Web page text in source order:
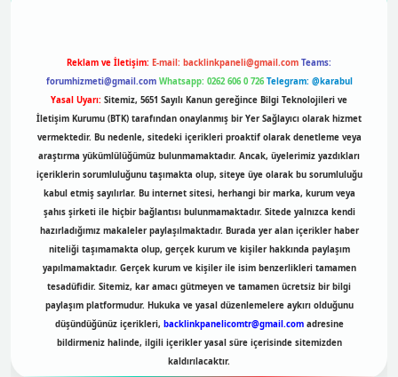
Reklam ve İletişim: E-mail: backlinkpaneli@gmail.com Teams:
forumhizmeti@gmail.com Whatsapp: 0262 606 0 726 Telegram: @karabul
Yasal Uyarı: Sitemiz, 5651 Sayılı Kanun gereğince Bilgi Teknolojileri ve
İletişim Kurumu (BTK) tarafından onaylanmış bir Yer Sağlayıcı olarak hizmet
vermektedir. Bu nedenle, sitedeki içerikleri proaktif olarak denetleme veya
araştırma yükümlülüğümüz bulunmamaktadır. Ancak, üyelerimiz yazdıkları
içeriklerin sorumluluğunu taşımakta olup, siteye üye olarak bu sorumluluğu
kabul etmiş sayılırlar. Bu internet sitesi, herhangi bir marka, kurum veya
şahıs şirketi ile hiçbir bağlantısı bulunmamaktadır. Sitede yalnızca kendi
hazırladığımız makaleler paylaşılmaktadır. Burada yer alan içerikler haber
niteliği taşımamakta olup, gerçek kurum ve kişiler hakkında paylaşım
yapılmamaktadır. Gerçek kurum ve kişiler ile isim benzerlikleri tamamen
tesadüfidir. Sitemiz, kar amacı gütmeyen ve tamamen ücretsiz bir bilgi
paylaşım platformudur. Hukuka ve yasal düzenlemelere aykırı olduğunu
düşündüğünüz içerikleri, backlinkpanelicomtr@gmail.comadresine
bildirmeniz halinde, ilgili içerikler yasal süre içerisinde sitemizden
kaldırılacaktır.